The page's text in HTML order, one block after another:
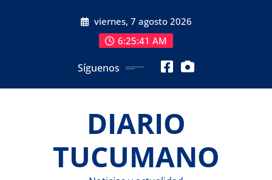
viernes, 7 agosto 2026
6:25:42 AM
Síguenos
DIARIO
TUCUMANO